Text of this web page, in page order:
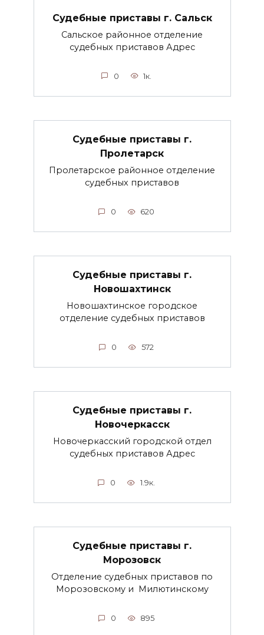
Судебные приставы г. Сальск
Сальское районное отделение
судебных приставов Адрес
0 1к.
Судебные приставы г.
Пролетарск
Пролетарское районное отделение
судебных приставов
0 620
Судебные приставы г.
Новошахтинск
Новошахтинское городское
отделение судебных приставов
0 572
Судебные приставы г.
Новочеркасск
Новочеркасский городской отдел
судебных приставов Адрес
0 1.9к.
Судебные приставы г.
Морозовск
Отделение судебных приставов по
Морозовскому и Милютинскому
0 895